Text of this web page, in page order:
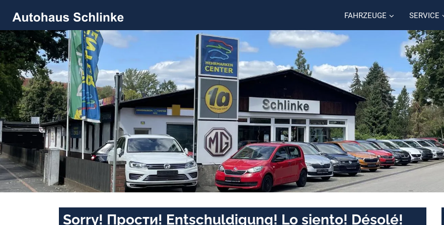
FAHRZEUGE SERVICE
Sorry! Прости! Entschuldigung! Lo siento! Désolé!